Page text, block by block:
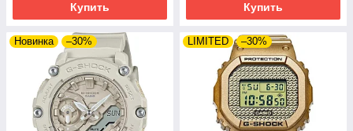
Купить Купить
Новинка –30% LIMITED –30%